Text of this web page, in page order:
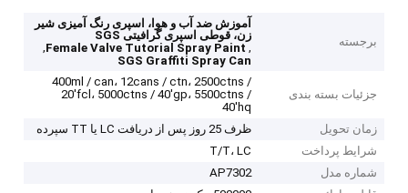
برجسته
آموزش ضد آب و هوا، اسپری رنگ آمیزی شیر
زن، قوطی اسپری گرافیتی SGS
,
Female Valve Tutorial Spray Paint
,
SGS Graffiti Spray Can
جزئیات بسته بندی
400ml / can، 12cans / ctn، 2500ctns /
20'fcl، 5000ctns / 40'gp، 5500ctns /
40'hq
زمان تحویل
ظرف 25 روز پس از دریافت LC یا TT سپرده
شرایط پرداخت
T/T، LC
شماره مدل
AP7302